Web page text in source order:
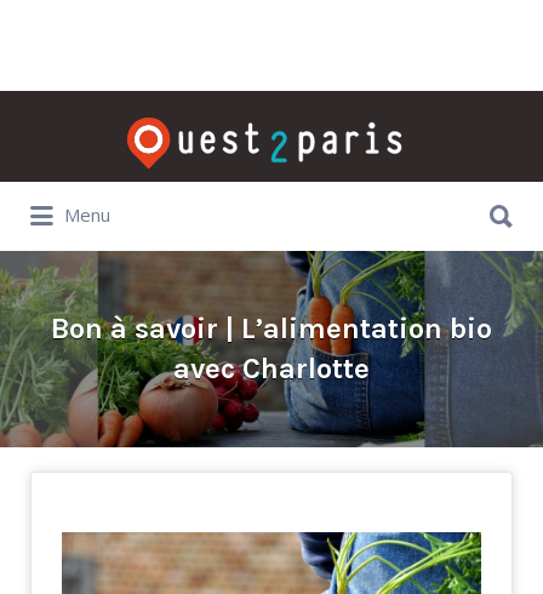
Rechercher:
Menu
Bon à savoir | L’alimentation bio
avec Charlotte